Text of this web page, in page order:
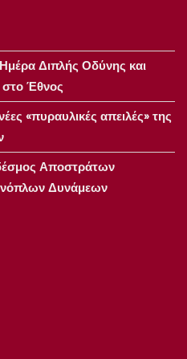
Ημέρα Διπλής Οδύνης και
στο Έθνος
«πυραυλικές απειλές» της
Αποστράτων
Δυνάμεων